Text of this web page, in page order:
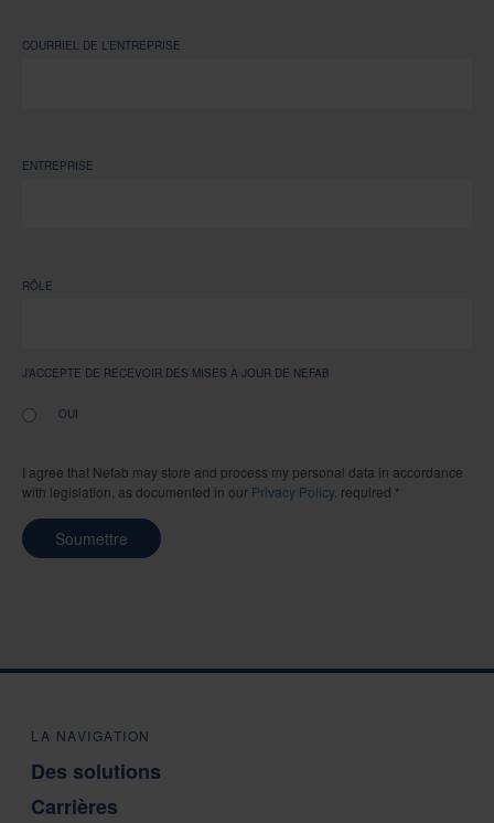
COURRIEL DE L’ENTREPRISE
ENTREPRISE
RÔLE
J’ACCEPTE DE RECEVOIR DES MISES À JOUR DE NEFAB
OUI
I agree that Nefab may store and process my personal data in accordance
with legislation, as documented in our Privacy Policy. required *
Soumettre
LA NAVIGATION
Des solutions
Carrières